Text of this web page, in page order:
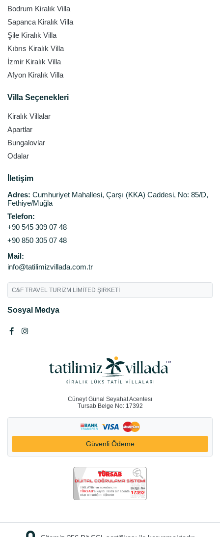
Bodrum Kiralık Villa
Sapanca Kiralık Villa
Şile Kiralık Villa
Kıbrıs Kiralık Villa
İzmir Kiralık Villa
Afyon Kiralık Villa
Villa Seçenekleri
Kiralık Villalar
Apartlar
Bungalovlar
Odalar
İletişim
Adres: Cumhuriyet Mahallesi, Çarşı (KKA) Caddesi, No: 85/D,
Fethiye/Muğla
Telefon:
+90 545 309 07 48
+90 850 305 07 48
Mail:
info@tatilimizvillada.com.tr
C&F TRAVEL TURİZM LİMİTED ŞİRKETİ
Sosyal Medya
Cüneyt Günal Seyahat Acentesı
Tursab Belge No: 17392
Güvenli Ödeme